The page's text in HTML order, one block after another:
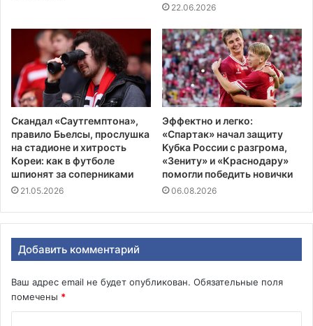
22.06.2026
Скандал «Саутгемптона»,
правило Бьелсы, прослушка
на стадионе и хитрость
Кореи: как в футболе
шпионят за соперниками
21.05.2026
Эффектно и легко:
«Спартак» начал защиту
Кубка России с разгрома,
«Зениту» и «Краснодару»
помогли победить новички
06.08.2026
Добавить комментарий
Ваш адрес email не будет опубликован. Обязательные поля
помечены *